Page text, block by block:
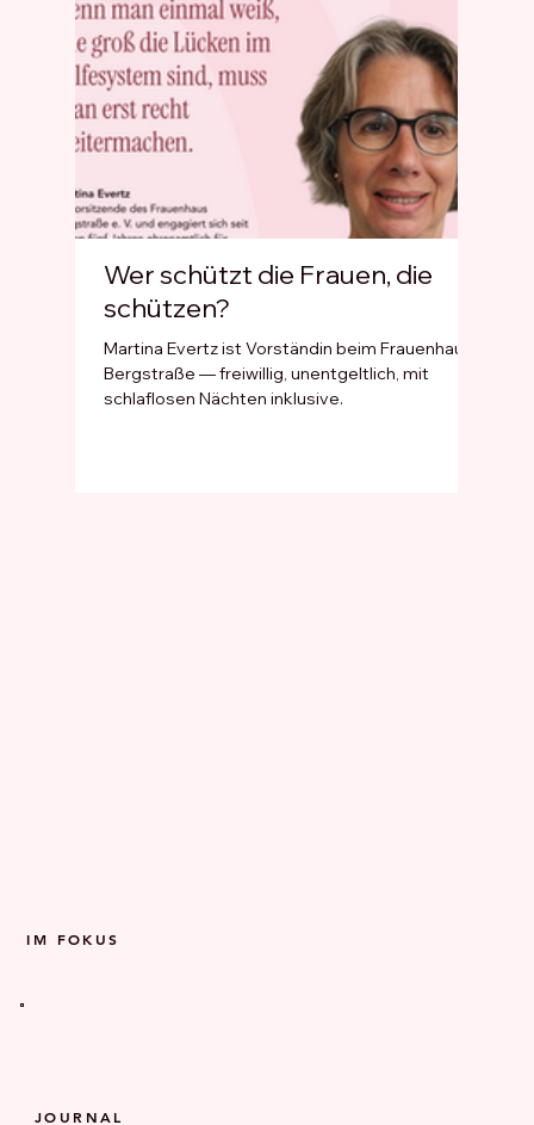
Wer schützt die Frauen, die
schützen?
Martina Evertz ist Vorständin beim Frauenhaus
Bergstraße — freiwillig, unentgeltlich, mit
schlaflosen Nächten inklusive.
JOURNAL
IM FOKUS